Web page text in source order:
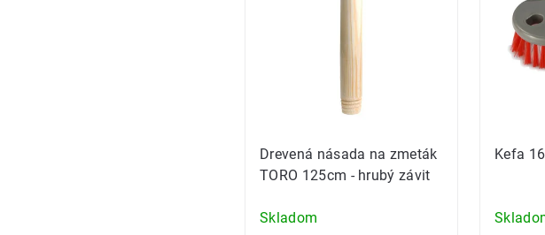
Drevená násada na zmeták
TORO 125cm - hrubý závit
Skladom
Kefa